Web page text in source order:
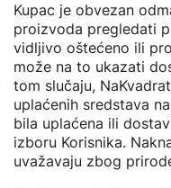
Kupac je obvezan
proizvoda pregledati
vidljivo oštećeno ili
može na to ukazati
tom slučaju,
uplaćenih sredstava
bila uplaćena ili
izboru Korisnika.
uvažavaju zbog